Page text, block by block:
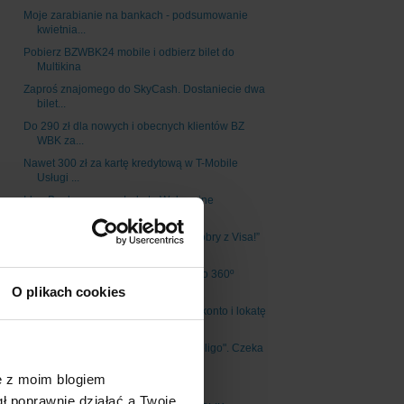
O plikach cookies
z moim blogiem
działać a Twoje
Moje zarabianie na bankach - podsumowanie
kwietnia...
Pobierz BZWBK24 mobile i odbierz bilet do
Multikina
Zaproś znajomego do SkyCash. Dostaniecie dwa
bilet...
Do 290 zł dla nowych i obecnych klientów BZ
WBK za...
Nawet 300 zł za kartę kredytową w T-Mobile
Usługi ...
Idea Bank: powraca Lokata Wakacyjne
Promocja „Spraw sobie cały dzień dobry z Visa!”
Nawet 360 zł za Konto 360º lub Konto 360º
Student ...
Moneymania 6: premia do 120 zł za konto i lokatę
Powraca program poleceń "Mam Inteligo". Czeka
BZ WBK zmienia opłaty i prowizje